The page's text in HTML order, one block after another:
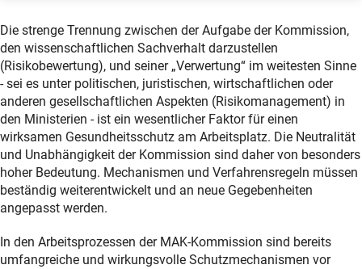
Die strenge Trennung zwischen der Aufgabe der Kommission,
den wissenschaftlichen Sachverhalt darzustellen
(Risikobewertung), und seiner „Verwertung“ im weitesten Sinne
- sei es unter politischen, juristischen, wirtschaftlichen oder
anderen gesellschaftlichen Aspekten (Risikomanagement) in
den Ministerien - ist ein wesentlicher Faktor für einen
wirksamen Gesundheitsschutz am Arbeitsplatz. Die Neutralität
und Unabhängigkeit der Kommission sind daher von besonders
hoher Bedeutung. Mechanismen und Verfahrensregeln müssen
beständig weiterentwickelt und an neue Gegebenheiten
angepasst werden.
In den Arbeitsprozessen der MAK-Kommission sind bereits
umfangreiche und wirkungsvolle Schutzmechanismen vor